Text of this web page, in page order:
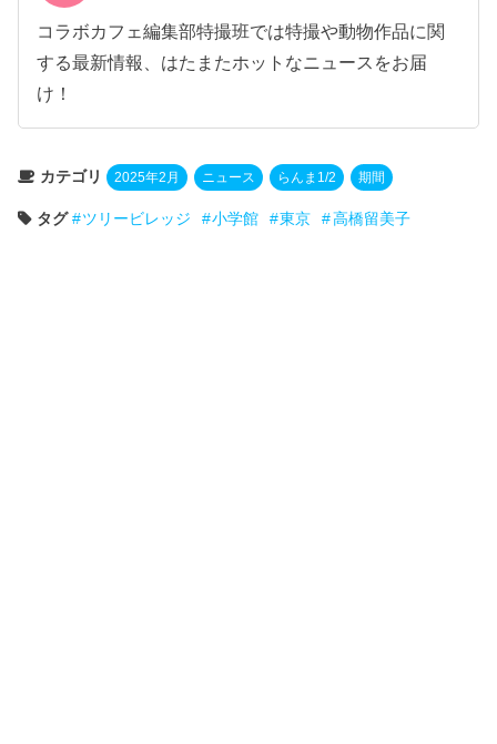
コラボカフェ編集部特撮班では特撮や動物作品に関
する最新情報、はたまたホットなニュースをお届
け！
カテゴリ 2025年2月 ニュース らんま1/2 期間
タグ ツリービレッジ 小学館 東京 高橋留美子